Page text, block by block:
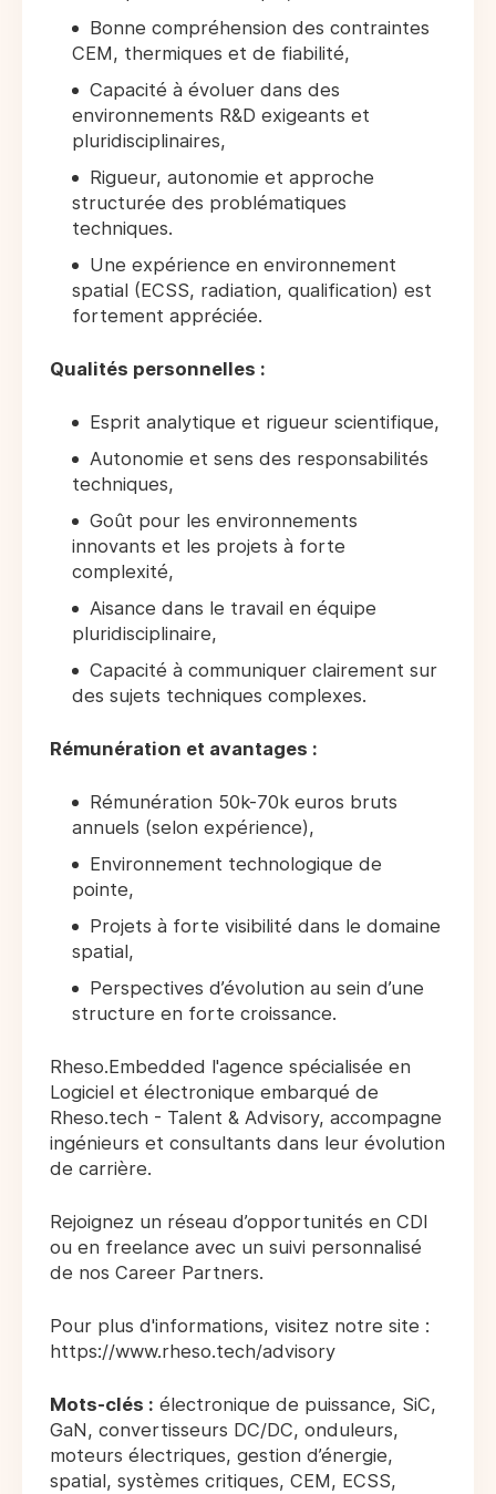
Bonne compréhension des contraintes
CEM, thermiques et de fiabilité,
Capacité à évoluer dans des
environnements R&D exigeants et
pluridisciplinaires,
Rigueur, autonomie et approche
structurée des problématiques
techniques.
Une expérience en environnement
spatial (ECSS, radiation, qualification) est
fortement appréciée.
Qualités personnelles :
Esprit analytique et rigueur scientifique,
Autonomie et sens des responsabilités
techniques,
Goût pour les environnements
innovants et les projets à forte
complexité,
Aisance dans le travail en équipe
pluridisciplinaire,
Capacité à communiquer clairement sur
des sujets techniques complexes.
Rémunération et avantages :
Rémunération 50k-70k euros bruts
annuels (selon expérience),
Environnement technologique de
pointe,
Projets à forte visibilité dans le domaine
spatial,
Perspectives d’évolution au sein d’une
structure en forte croissance.
Rheso.Embedded l'agence spécialisée en
Logiciel et électronique embarqué de
Rheso.tech - Talent & Advisory, accompagne
ingénieurs et consultants dans leur évolution
de carrière.
Rejoignez un réseau d’opportunités en CDI
ou en freelance avec un suivi personnalisé
de nos Career Partners.
Pour plus d'informations, visitez notre site :
https://www.rheso.tech/advisory
Mots-clés : électronique de puissance, SiC,
GaN, convertisseurs DC/DC, onduleurs,
moteurs électriques, gestion d’énergie,
spatial, systèmes critiques, CEM, ECSS,